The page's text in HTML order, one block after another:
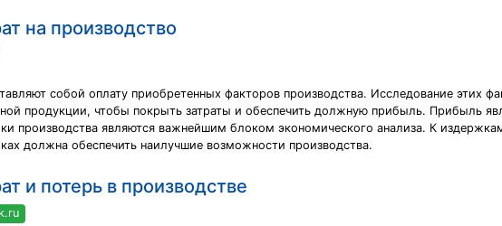
на производство
собой оплату приобретенных факторов производства. Исследование этих
продукции, чтобы покрыть затраты и обеспечить должную прибыль. Прибыль
производства являются важнейшим блоком экономического анализа. К
должна обеспечить наилучшие возможности производства.
и потерь в производстве